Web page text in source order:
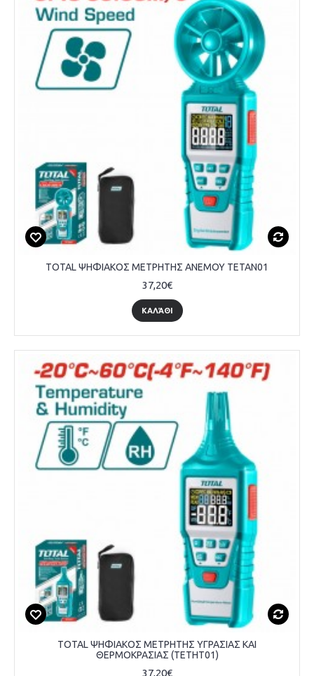
TOTAL ΨΗΦΙΑΚΟΣ ΜΕΤΡΗΤΗΣ ΑΝΕΜΟΥ TETAN01
37,20€
ΚΑΛΆΘΙ
TOTAL ΨΗΦΙΑΚΟΣ ΜΕΤΡΗΤΗΣ ΥΓΡΑΣΙΑΣ ΚΑΙ
ΘΕΡΜΟΚΡΑΣΙΑΣ (TETHT01)
37,20€